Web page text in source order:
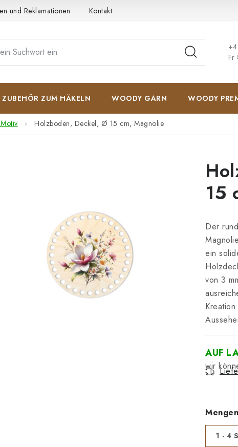
und Reklamationen Kontakt
Fr
ZUBEHÖR ZUM HÄKELN WOODY GARN WOODY
Holzboden, Deckel, Ø 15 cm, Magnolie
15
Der
ein
von 3
AUF
1 - 4